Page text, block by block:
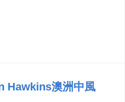
Hawkins澳洲中風